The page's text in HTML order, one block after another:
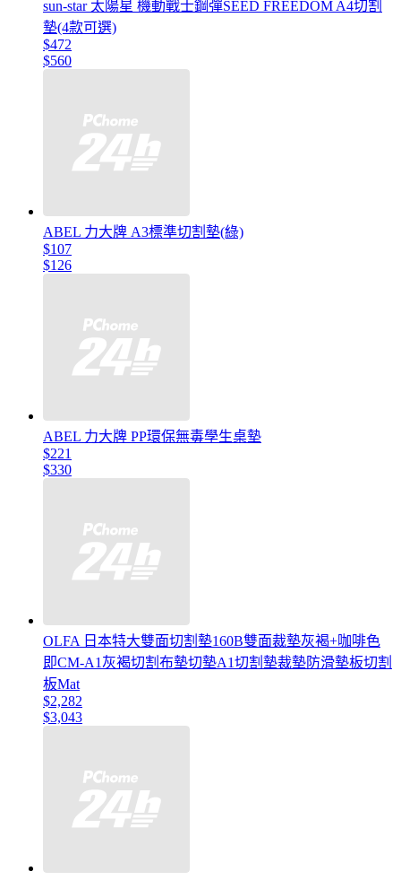
sun-star 太陽星 機動戰士鋼彈SEED FREEDOM A4切割
墊(4款可選)
$472
$560
ABEL 力大牌 A3標準切割墊(綠)
$107
$126
ABEL 力大牌 PP環保無毒學生桌墊
$221
$330
OLFA 日本特大雙面切割墊160B雙面裁墊灰褐+咖啡色
即CM-A1灰褐切割布墊切墊A1切割墊裁墊防滑墊板切割
板Mat
$2,282
$3,043